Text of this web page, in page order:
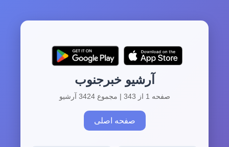
آرشیو خبرجنوب
صفحه 1 از 343 | مجموع 3424 آرشیو
صفحه اصلی